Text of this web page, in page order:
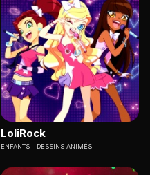
LoliRock
ENFANTS DESSINS ANIMÉS